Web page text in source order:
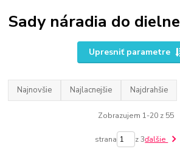
Sady náradia do dielne
Upresniť parametre
Najnovšie Najlacnejšie Najdrahšie
Zobrazujem 1-20 z 55
strana z 3ďalšie